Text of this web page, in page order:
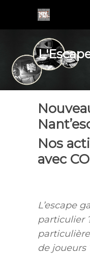
Nos
avec
L’escape
particulier
de joueurs